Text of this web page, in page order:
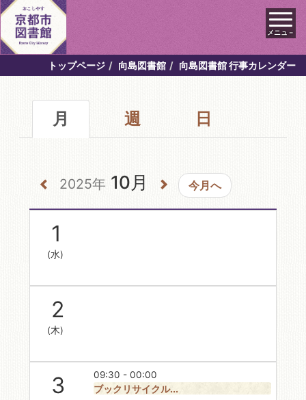
メニュ－
トップページ 向島図書館 向島図書館 行事カレンダー
月 週 日
2025年 10月 今月へ
1
(水)
2
(木)
3 09:30 - 00:00
ブックリサイクル...